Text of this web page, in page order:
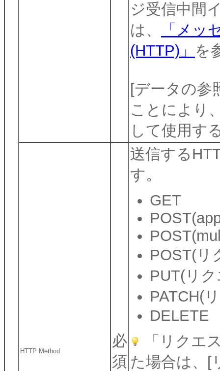
ジ受信中間
は、
「メッ
(HTTP)」 を
[データの参
ことにより
して使用す
HTTP Method
必
須
送信する
す。
GET
POST(リ
PUT(リ
PATCH(
DELETE
「リクエ
た場合は、[